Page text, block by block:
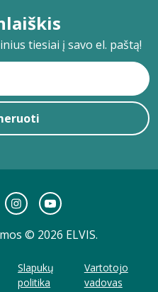
tiesiai į savo el. paštą!
© 2026 ELVIS.
Slapukų
politika
Vartotojo
vadovas